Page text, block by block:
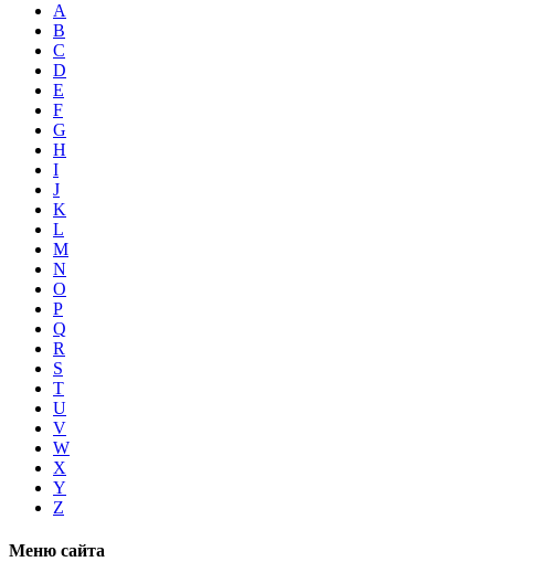
A
B
C
D
E
F
G
H
I
J
K
L
M
N
O
P
Q
R
S
T
U
V
W
X
Y
Z
Меню сайта